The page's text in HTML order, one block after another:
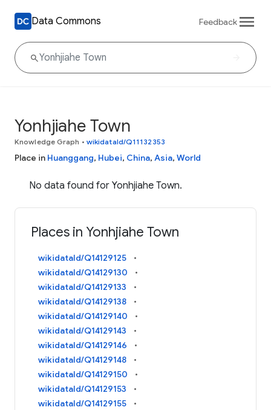
Data Commons Feedback
Yonhjiahe Town
Knowledge Graph • wikidataId/Q11132353
Place in Huanggang, Hubei, China, Asia, World
No data found for Yonhjiahe Town.
Places in Yonhjiahe Town
wikidataId/Q14129125
wikidataId/Q14129130
wikidataId/Q14129133
wikidataId/Q14129138
wikidataId/Q14129140
wikidataId/Q14129143
wikidataId/Q14129146
wikidataId/Q14129148
wikidataId/Q14129150
wikidataId/Q14129153
wikidataId/Q14129155